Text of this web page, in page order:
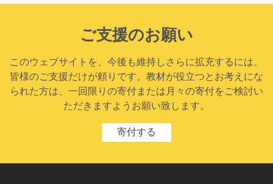
ご支援のお願い
このウェブサイトを、今後も維持しさらに拡充するには、
皆様のご支援だけが頼りです。教材が役立つとお考えにな
られた方は、一回限りの寄付または月々の寄付をご検討い
ただきますようお願い致します。
寄付する